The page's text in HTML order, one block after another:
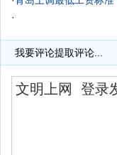
·
我要评论提取评论...